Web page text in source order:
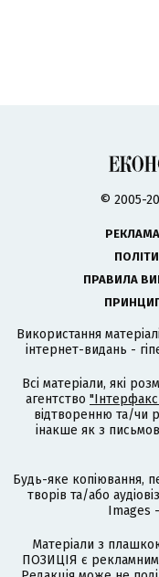
© 2005-
ПРАВИЛА
Використання
інтернет-видань -
Всі матеріали, які
агентство
відтворенню та/чи
інакше як з
Будь-яке копіювання,
творів та/або
Images
Матеріали з
ПОЗИЦІЯ є